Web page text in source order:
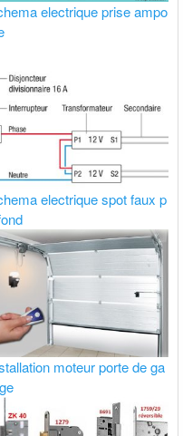
electrique prise ampo
electrique spot faux p
moteur porte de ga